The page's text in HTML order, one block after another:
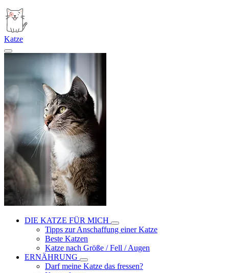
Katze
DIE KATZE FÜR MICH
Tipps zur Anschaffung einer Katze
Beste Katzen
Katze nach Größe / Fell / Augen
ERNÄHRUNG
Darf meine Katze das fressen?